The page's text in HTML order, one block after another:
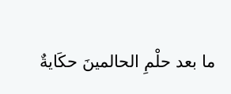
ما بعد حلْمِ الحالمينَ حكَايةٌ